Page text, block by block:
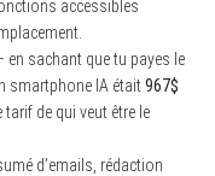
accessibles
en sachant que tu payes le
smartphone IA était967$
tarif de qui veut être le
d’emails, rédaction